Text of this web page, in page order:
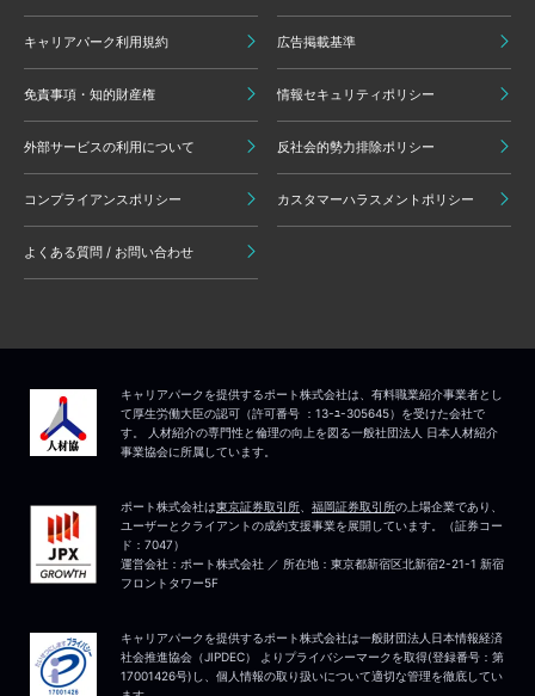
キャリアパーク利用規約 広告掲載基準
免責事項・知的財産権 情報セキュリティポリシー
外部サービスの利用について 反社会的勢力排除ポリシー
コンプライアンスポリシー カスタマーハラスメントポリシー
よくある質問 / お問い合わせ